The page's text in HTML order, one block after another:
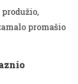
promašio